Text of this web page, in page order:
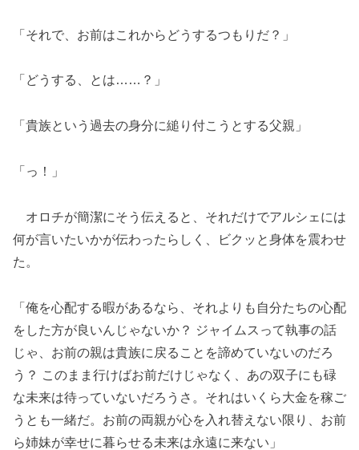
「それで、お前はこれからどうするつもりだ？」
「どうする、とは……？」
「貴族という過去の身分に縋り付こうとする父親」
「っ！」
オロチが簡潔にそう伝えると、それだけでアルシェには
何が言いたいかが伝わったらしく、ビクッと身体を震わせ
た。
「俺を心配する暇があるなら、それよりも自分たちの心配
をした方が良いんじゃないか？ ジャイムスって執事の話
じゃ、お前の親は貴族に戻ることを諦めていないのだろ
う？ このまま行けばお前だけじゃなく、あの双子にも碌
な未来は待っていないだろうさ。それはいくら大金を稼ご
うとも一緒だ。お前の両親が心を入れ替えない限り、お前
ら姉妹が幸せに暮らせる未来は永遠に来ない」